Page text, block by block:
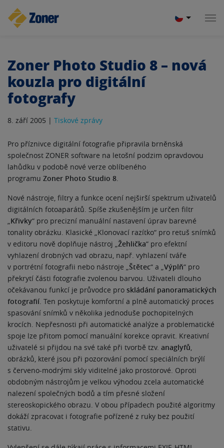
Zoner Photo Studio 8 – nová
kouzla pro digitální
fotografy
8. září 2005 | Tiskové zprávy
Pro příznivce digitální fotografie připravila brněnská
společnost ZONER software na letošní podzim opravdovou
lahůdku v podobě nové verze oblíbeného
programu Zoner Photo Studio 8.
Nové nástroje, filtry a funkce ocení nejširší spektrum uživatelů
digitálních fotoaparátů. Spíše zkušenějším je určen filtr
„Křivky“ pro precizní manuální nastavení úprav barevné
tonality obrázku. Klasické „Klonovací razítko“ pro retuš snímků
v editoru nově doplňuje nástroj „Žehlička“ pro efektní
vyhlazení drobných vad obrazu, např. vyhlazení tváře
v portrétní fotografii nebo nástroje „Štětec“ a „Výplň“ pro
překrytí části fotografie zvolenou barvou. Uživateli dlouho
očekávanou funkcí je průvodce pro skládání panoramatických
fotografií. Ten poskytuje komfortní a plně automatický proces
spasování snímků v několika jednoduše pochopitelných
krocích. Nepřesnosti při automatické analýze a problematické
spoje lze přitom pomocí manuální korekce opravit. Kreativní
uživatelé si přijdou na své také při tvorbě tzv. anaglyfů,
obrázků, které jsou při pozorování pomocí speciálních brýlí
s červeno-modrými skly viditelné jako prostorové. Oproti
obdobným nástrojům je velkou výhodou zcela automatické
nalezení společných bodů a tím přesné složení
stereoskopického obrazu. V obou případech použité algoritmy
dokáží zpracovat i fotografie pořízené z ruky bez použití
stativu.